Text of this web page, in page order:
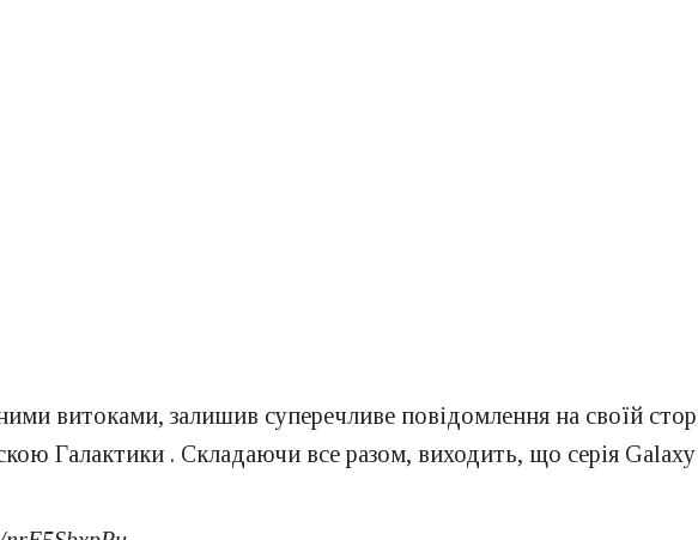
витоками, залишив суперечливе повідомлення на своїй
Галактики . Складаючи все разом, виходить, що серія